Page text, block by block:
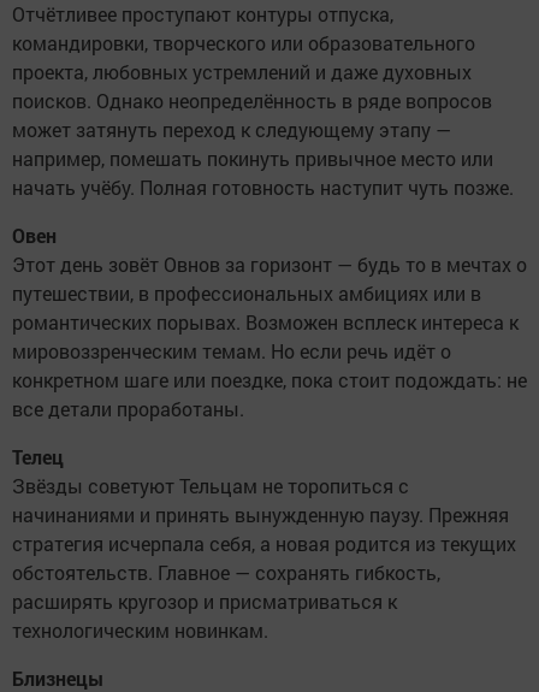
Отчётливее проступают контуры отпуска,
командировки, творческого или образовательного
проекта, любовных устремлений и даже духовных
поисков. Однако неопределённость в ряде вопросов
может затянуть переход к следующему этапу —
например, помешать покинуть привычное место или
начать учёбу. Полная готовность наступит чуть позже.
Овен
Этот день зовёт Овнов за горизонт — будь то в мечтах о
путешествии, в профессиональных амбициях или в
романтических порывах. Возможен всплеск интереса к
мировоззренческим темам. Но если речь идёт о
конкретном шаге или поездке, пока стоит подождать: не
все детали проработаны.
Телец
Звёзды советуют Тельцам не торопиться с
начинаниями и принять вынужденную паузу. Прежняя
стратегия исчерпала себя, а новая родится из текущих
обстоятельств. Главное — сохранять гибкость,
расширять кругозор и присматриваться к
технологическим новинкам.
Близнецы